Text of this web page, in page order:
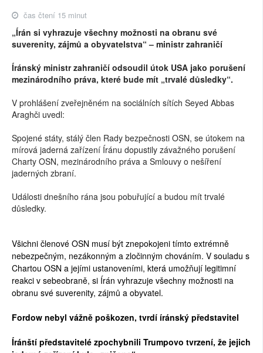
čas čtení 15 minut
„Írán si vyhrazuje všechny možnosti na obranu své
suverenity, zájmů a obyvatelstva“ – ministr zahraničí
Íránský ministr zahraničí odsoudil útok USA jako porušení
mezinárodního práva, které bude mít „trvalé důsledky“.
V prohlášení zveřejněném na sociálních sítích Seyed Abbas
Araghči uvedl:
Spojené státy, stálý člen Rady bezpečnosti OSN, se útokem na
mírová jaderná zařízení Íránu dopustily závažného porušení
Charty OSN, mezinárodního práva a Smlouvy o nešíření
jaderných zbraní.
Události dnešního rána jsou pobuřující a budou mít trvalé
důsledky.
Všichni členové OSN musí být znepokojeni tímto extrémně
nebezpečným, nezákonným a zločinným chováním. V souladu s
Chartou OSN a jejími ustanoveními, která umožňují legitimní
reakci v sebeobraně, si Írán vyhrazuje všechny možnosti na
obranu své suverenity, zájmů a obyvatel.
Fordow nebyl vážně poškozen, tvrdí íránský představitel
Íránští představitelé zpochybnili Trumpovo tvrzení, že jejich